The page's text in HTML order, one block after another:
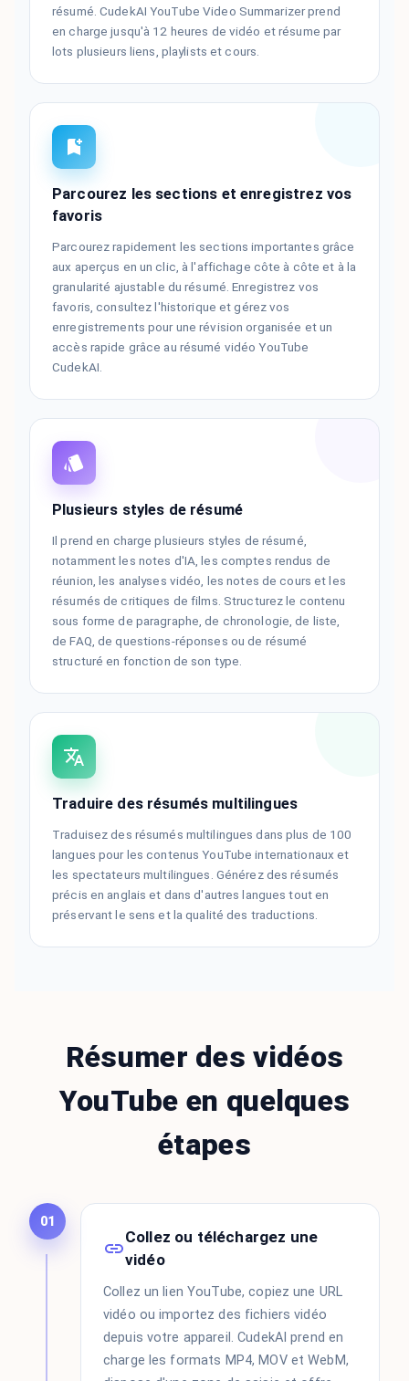
résumé. CudekAI YouTube Video Summarizer prend
en charge jusqu'à 12 heures de vidéo et résume par
lots plusieurs liens, playlists et cours.
Parcourez les sections et enregistrez vos
favoris
Parcourez rapidement les sections importantes grâce
aux aperçus en un clic, à l'affichage côte à côte et à la
granularité ajustable du résumé. Enregistrez vos
favoris, consultez l'historique et gérez vos
enregistrements pour une révision organisée et un
accès rapide grâce au résumé vidéo YouTube
CudekAI.
Plusieurs styles de résumé
Il prend en charge plusieurs styles de résumé,
notamment les notes d'IA, les comptes rendus de
réunion, les analyses vidéo, les notes de cours et les
résumés de critiques de films. Structurez le contenu
sous forme de paragraphe, de chronologie, de liste,
de FAQ, de questions-réponses ou de résumé
structuré en fonction de son type.
Traduire des résumés multilingues
Traduisez des résumés multilingues dans plus de 100
langues pour les contenus YouTube internationaux et
les spectateurs multilingues. Générez des résumés
précis en anglais et dans d'autres langues tout en
préservant le sens et la qualité des traductions.
Résumer des vidéos
YouTube en quelques
étapes
01
Collez ou téléchargez une
vidéo
Collez un lien YouTube, copiez une URL
vidéo ou importez des fichiers vidéo
depuis votre appareil. CudekAI prend en
charge les formats MP4, MOV et WebM,